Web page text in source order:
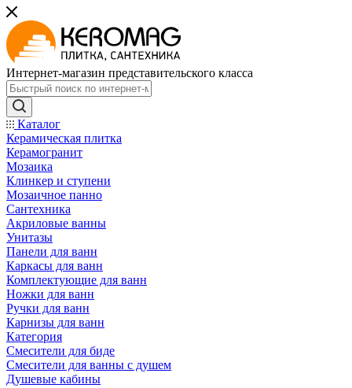
Интернет-магазин представительского класса
Каталог
Керамическая плитка
Керамогранит
Мозаика
Клинкер и ступени
Мозаичное панно
Сантехника
Акриловые ванны
Унитазы
Панели для ванн
Каркасы для ванн
Комплектующие для ванн
Ножки для ванн
Ручки для ванн
Карнизы для ванн
Категория
Смесители для биде
Смесители для ванны с душем
Душевые кабины